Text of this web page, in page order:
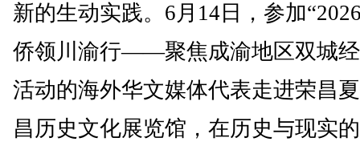
新的生动实践。6月14日，参加
侨领川渝行——聚焦成渝地区双城
活动的海外华文媒体代表走进荣昌
昌历史文化展览馆，在历史与现实